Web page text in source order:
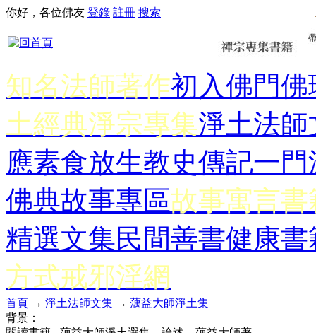
你好，各位佛友 登錄 註冊 搜索
知名法師著作初入佛門佛
土經典淨宗專集淨土法師
應素食放生教史傳記一門
佛典故事專區故事寓言書
精選文集民間善書健康書
方式戒邪淫網
首頁 → 淨土法師文集 → 蕅益大師淨土集
背景：